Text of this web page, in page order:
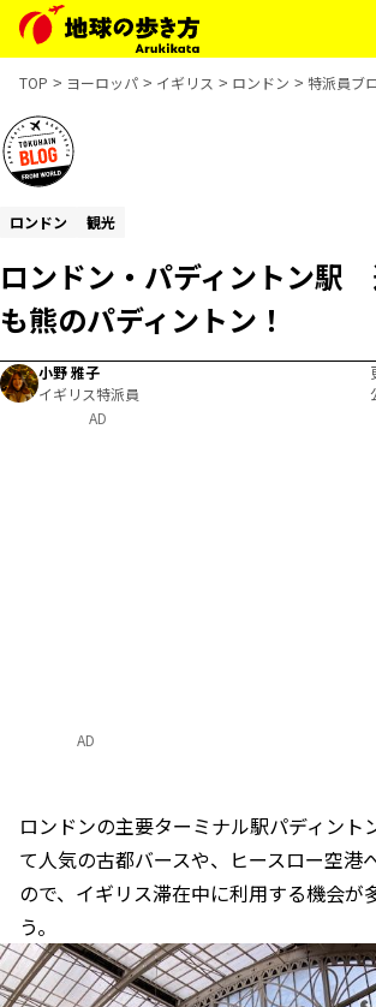
TOP ヨーロッパ イギリス ロンドン 特派員ブ
ロンドン 観光
ロンドン・パディントン駅
も熊のパディントン！
小野 雅子
イギリス特派員
AD
ロンドンの主要ターミナル駅パディント
て人気の古都バースや、ヒースロー空港
ので、イギリス滞在中に利用する機会が
う。
AD